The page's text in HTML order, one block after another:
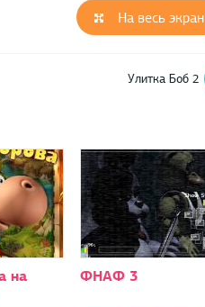
На весь экран
Улитка Боб 2
на
ФНАФ 3